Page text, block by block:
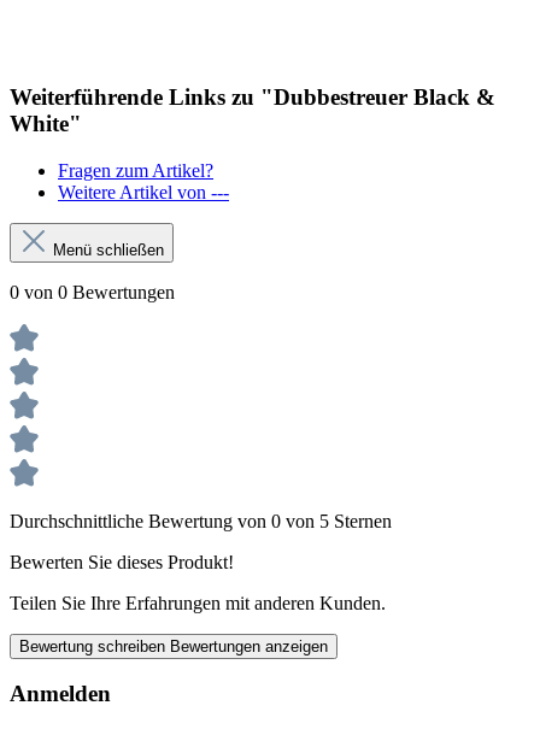
Weiterführende Links zu "Dubbestreuer Black &
White"
Fragen zum Artikel?
Weitere Artikel von ---
Menü schließen
0 von 0 Bewertungen
Durchschnittliche Bewertung von 0 von 5 Sternen
Bewerten Sie dieses Produkt!
Teilen Sie Ihre Erfahrungen mit anderen Kunden.
Bewertung schreiben Bewertungen anzeigen
Anmelden